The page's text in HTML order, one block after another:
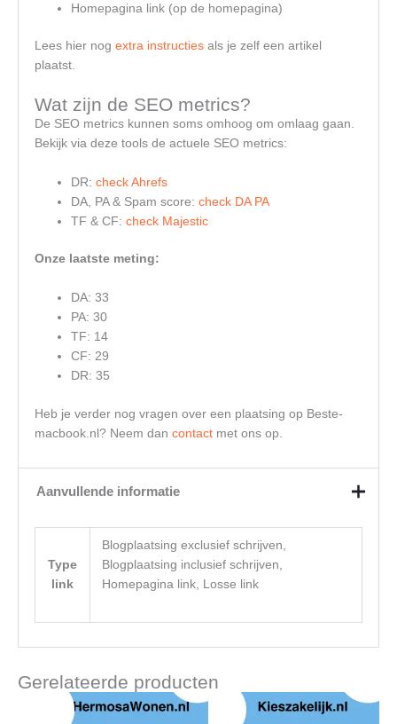
Homepagina link (op de homepagina)
Lees hier nog extra instructiesals je zelf een artikel
plaatst.
Wat zijn de SEO metrics?
De SEO metrics kunnen soms omhoog om omlaag gaan.
Bekijk via deze tools de actuele SEO metrics:
DR: check Ahrefs
DA, PA & Spam score: check DA PA
TF & CF: check Majestic
Onze laatste meting:
DA: 33
PA: 30
TF: 14
CF: 29
DR: 35
Heb je verder nog vragen over een plaatsing op Beste-
macbook.nl? Neem dan contactmet ons op.
Aanvullende informatie
Type
link
Blogplaatsing exclusief schrijven,
Blogplaatsing inclusief schrijven,
Homepagina link, Losse link
Gerelateerde producten